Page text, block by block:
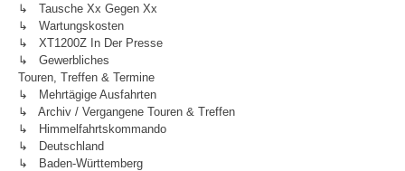
↳ Tausche Xx Gegen Xx
↳ Wartungskosten
↳ XT1200Z In Der Presse
↳ Gewerbliches
Touren, Treffen & Termine
↳ Mehrtägige Ausfahrten
↳ Archiv / Vergangene Touren & Treffen
↳ Himmelfahrtskommando
↳ Deutschland
↳ Baden-Württemberg